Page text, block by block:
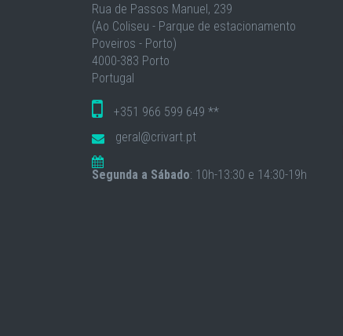
Rua de Passos Manuel, 239
(Ao Coliseu - Parque de estacionamento
Poveiros - Porto)
4000-383 Porto
Portugal
+351 966 599 649 **
geral@crivart.pt
Segunda a Sábado: 10h-13:30 e 14:30-19h